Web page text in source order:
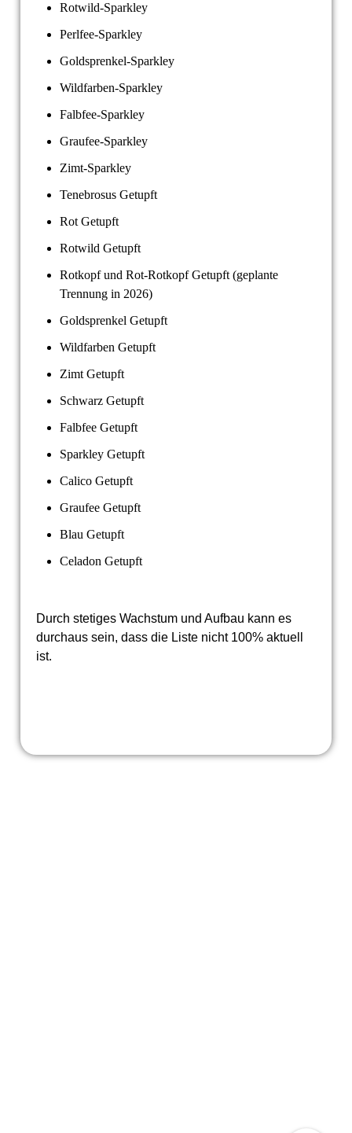
Rotwild-Sparkley
Perlfee-Sparkley
Goldsprenkel-Sparkley
Wildfarben-Sparkley
Falbfee-Sparkley
Graufee-Sparkley
Zimt-Sparkley
Tenebrosus Getupft
Rot Getupft
Rotwild Getupft
Rotkopf und Rot-Rotkopf Getupft (geplante
Trennung in 2026)
Goldsprenkel Getupft
Wildfarben Getupft
Zimt Getupft
Schwarz Getupft
Falbfee Getupft
Sparkley Getupft
Calico Getupft
Graufee Getupft
Blau Getupft
Celadon Getupft
Durch stetiges Wachstum und Aufbau kann es
durchaus sein, dass die Liste nicht 100% aktuell
ist.